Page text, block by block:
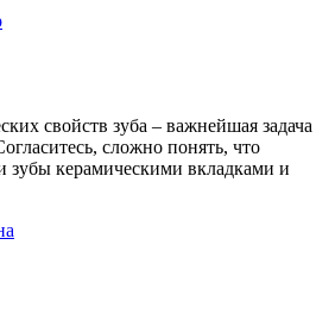
свойств зуба – важнейшая задача
сложно понять, что
зубы керамическими вкладками и